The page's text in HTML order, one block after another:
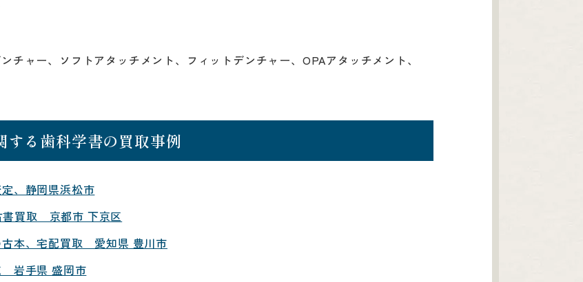
チャー、ソフトアタッチメント、フィットデンチャー、OPAアタッチメント、
する歯科学書の買取事例
、静岡県浜松市
書買取 京都市 下京区
本、宅配買取 愛知県 豊川市
手県 盛岡市